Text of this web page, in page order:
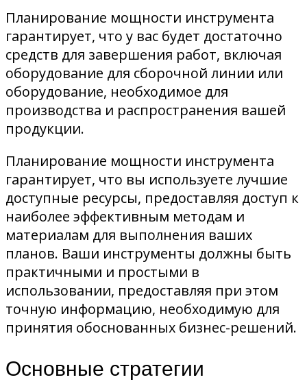
Планирование мощности инструмента
гарантирует, что у вас будет достаточно
средств для завершения работ, включая
оборудование для сборочной линии или
оборудование, необходимое для
производства и распространения вашей
продукции.
Планирование мощности инструмента
гарантирует, что вы используете лучшие
доступные ресурсы, предоставляя доступ к
наиболее эффективным методам и
материалам для выполнения ваших
планов. Ваши инструменты должны быть
практичными и простыми в
использовании, предоставляя при этом
точную информацию, необходимую для
принятия обоснованных бизнес-решений.
Основные стратегии